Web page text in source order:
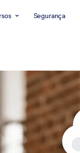
Segurança